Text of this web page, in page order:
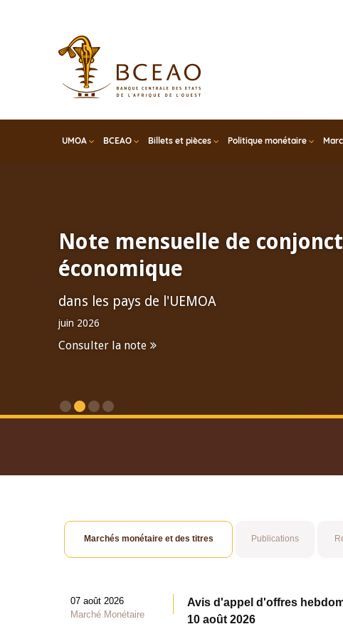
UMOA BCEAO Billets et pièces Politique monétaire
Note mensuelle de
économique
dans les pays de l'UEMOA
juin 2026
Consulter la note
Marchés monétaire et des titres Publications
07 août 2026
Marché Monétaire
Avis d'appel d'offres
10 août 2026